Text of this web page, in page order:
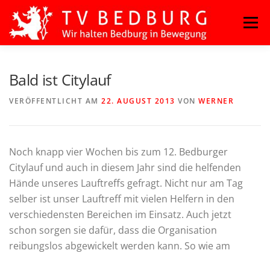
Zum
Inhalt
springen
Menü
LEICHTATHLETIK OUTDOORSPORT
TURNEN VOLLEYBALL
Bald ist Citylauf
VERÖFFENTLICHT AM 22. AUGUST 2013 VON WERNER
Noch knapp vier Wochen bis zum 12. Bedburger
Citylauf und auch in diesem Jahr sind die helfenden
Hände unseres Lauftreffs gefragt. Nicht nur am Tag
selber ist unser Lauftreff mit vielen Helfern in den
verschiedensten Bereichen im Einsatz. Auch jetzt
schon sorgen sie dafür, dass die Organisation
reibungslos abgewickelt werden kann. So wie am